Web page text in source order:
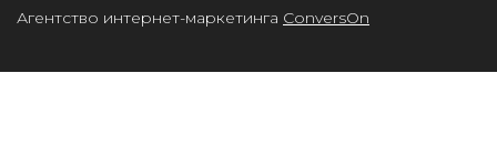
Агентство интернет-маркетинга ConversOn